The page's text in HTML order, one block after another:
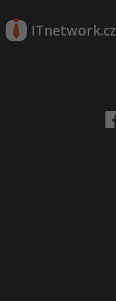
ITnetwork.cz